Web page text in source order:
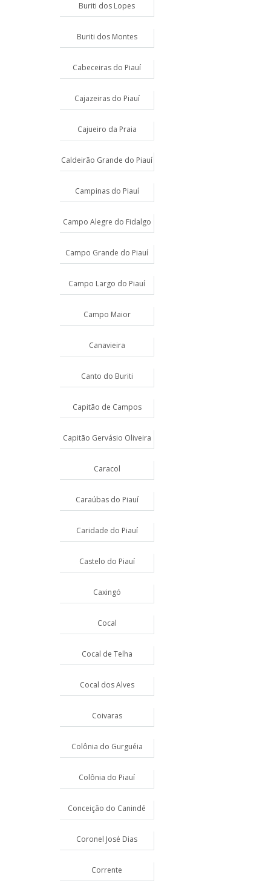
Buriti dos Lopes
Buriti dos Montes
Cabeceiras do Piauí
Cajazeiras do Piauí
Cajueiro da Praia
Caldeirão Grande do Piauí
Campinas do Piauí
Campo Alegre do Fidalgo
Campo Grande do Piauí
Campo Largo do Piauí
Campo Maior
Canavieira
Canto do Buriti
Capitão de Campos
Capitão Gervásio Oliveira
Caracol
Caraúbas do Piauí
Caridade do Piauí
Castelo do Piauí
Caxingó
Cocal
Cocal de Telha
Cocal dos Alves
Coivaras
Colônia do Gurguéia
Colônia do Piauí
Conceição do Canindé
Coronel José Dias
Corrente